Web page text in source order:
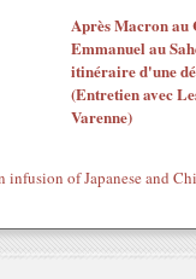
Après Macron au
Emmanuel au
itinéraire d'une
(Entretien avec
Varenne)